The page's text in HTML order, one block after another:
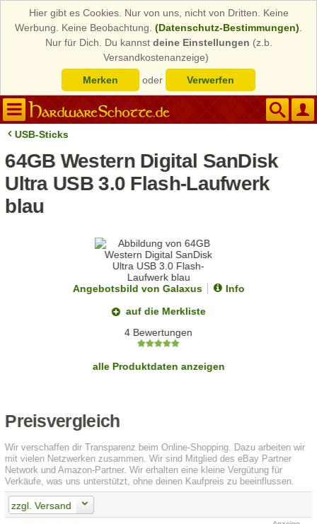
Hier gibt es Cookies. Nur von uns, nicht von Dritten. Keine
Werbung. Keine Beobachtung. (Datenschutz-Bestimmungen)
Nur für Dich. Du kannst deine Einstellungen (z.b.
Versandkostenanzeige)
Merken
oder Verwerfen
USB-Sticks
64GB Western Digital SanDisk
Ultra USB 3.0 Flash-Laufwerk
blau
Angebotsbild von Galaxus
Info
auf die Merkliste
4 Bewertungen
alle Produktdaten anzeigen
Preisvergleich
Wir verschaffen dir Transparenz beim Online-Shopping. Dazu arbeiten wir
mit vielen Netzwerken zusammen. Wir sind Mitglied des eBay Partner
Network und Amazon-Partner. Wir erhalten eine kleine Vergütung für
Verkäufe, was uns unterstützt, ohne deinen Kaufpreis zu beeinflussen.
zzgl. Versand